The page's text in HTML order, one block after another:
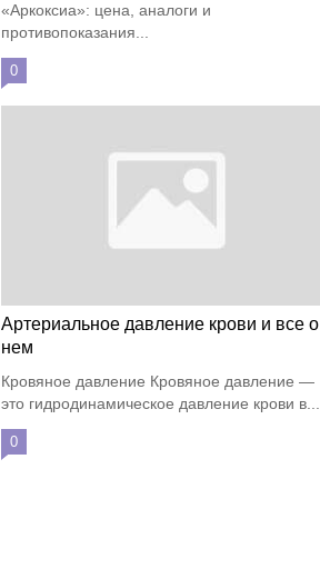
«Аркоксиа»: цена, аналоги и
противопоказания...
0
Артериальное давление крови и все о
нем
Кровяное давление Кровяное давление —
это гидродинамическое давление крови в...
0